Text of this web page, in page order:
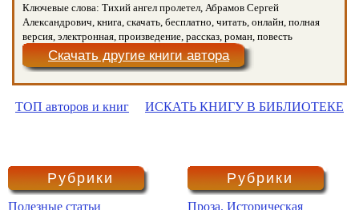
Ключевые слова: Тихий ангел пролетел, Абрамов Сергей
Александрович, книга, скачать, бесплатно, читать, онлайн, полная
версия, электронная, произведение, рассказ, роман, повесть
Скачать другие книги автора
ТОП авторов и книг ИСКАТЬ КНИГУ В БИБЛИОТЕКЕ
Рубрики
Полезные статьи
Рубрики
Проза. Историческая